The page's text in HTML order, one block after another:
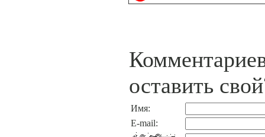
оставить
Имя:
E-mail: